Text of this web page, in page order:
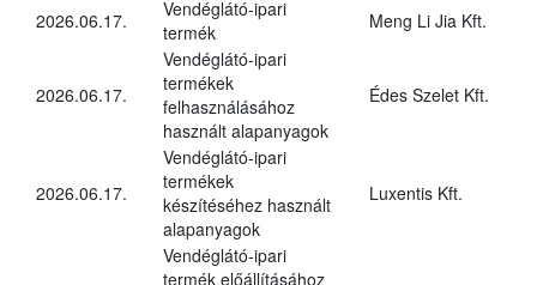
2026.06.17.
Vendéglátó-ipari
termék
Meng Li Jia Kft.
2026.06.17.
Vendéglátó-ipari
termékek
felhasználásához
használt alapanyagok
Édes Szelet Kft.
2026.06.17.
Vendéglátó-ipari
termékek
készítéséhez használt
alapanyagok
Luxentis Kft.
Vendéglátó-ipari
termék előállításához